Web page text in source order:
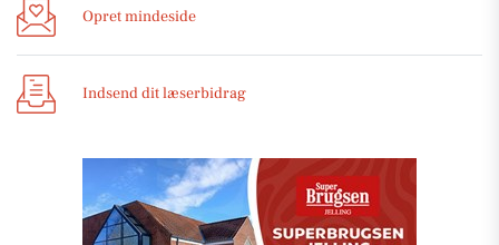
Opret mindeside
Indsend dit læserbidrag